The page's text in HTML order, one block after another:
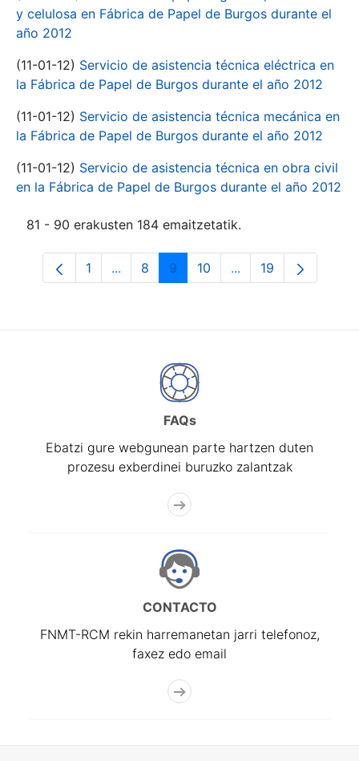
y celulosa en Fábrica de Papel de Burgos durante el
año 2012
(11-01-12) Servicio de asistencia técnica eléctrica en
la Fábrica de Papel de Burgos durante el año 2012
(11-01-12) Servicio de asistencia técnica mecánica en
la Fábrica de Papel de Burgos durante el año 2012
(11-01-12) Servicio de asistencia técnica en obra civil
en la Fábrica de Papel de Burgos durante el año 2012
81 - 90 erakusten 184 emaitzetatik.
Orrialdea
1 ...Intermediate Pages Use TAB to
Orrialdea
8 Orrialdea
9 Orrialdea
10 ...Intermediate Pages
Orrialdea
19
FAQs
Ebatzi gure webgunean parte hartzen duten
prozesu exberdinei buruzko zalantzak
CONTACTO
FNMT-RCM rekin harremanetan jarri telefonoz,
faxez edo email